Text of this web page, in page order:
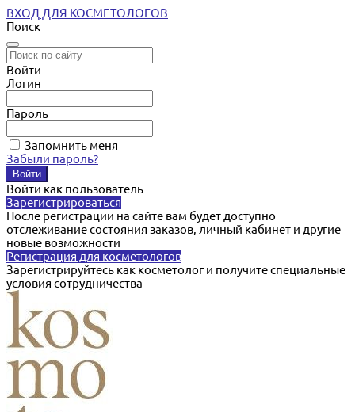
ВХОД ДЛЯ КОСМЕТОЛОГОВ
Поиск
Войти
Логин
Пароль
Запомнить меня
Забыли пароль?
Войти как пользователь
Зарегистрироваться
После регистрации на сайте вам будет доступно
отслеживание состояния заказов, личный кабинет и другие
новые возможности
Регистрация для косметологов
Зарегистрируйтесь как косметолог и получите специальные
условия сотрудничества